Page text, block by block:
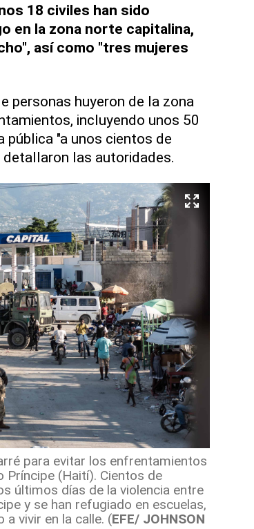
18 civiles han sido
en la zona norte capitalina,
así como "tres mujeres
personas huyeron de la zona
incluyendo unos 50
pública "a unos cientos de
las autoridades.
para evitar los enfrentamientos
Príncipe (Haití). Cientos de
últimos días de la violencia entre
y se han refugiado en escuelas,
a vivir en la calle. (EFE/ JOHNSON